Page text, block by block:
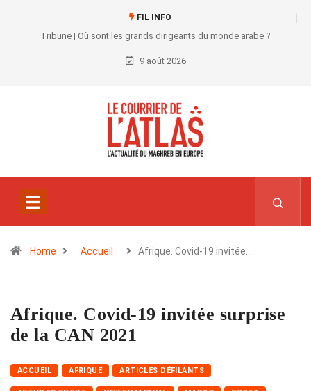
FIL INFO
Tribune | Où sont les grands dirigeants du monde arabe ?
9 août 2026
Home Accueil Afrique. Covid-19 invitée…
Afrique. Covid-19 invitée surprise
de la CAN 2021
ACCUEIL AFRIQUE ARTICLES DÉFILANTS